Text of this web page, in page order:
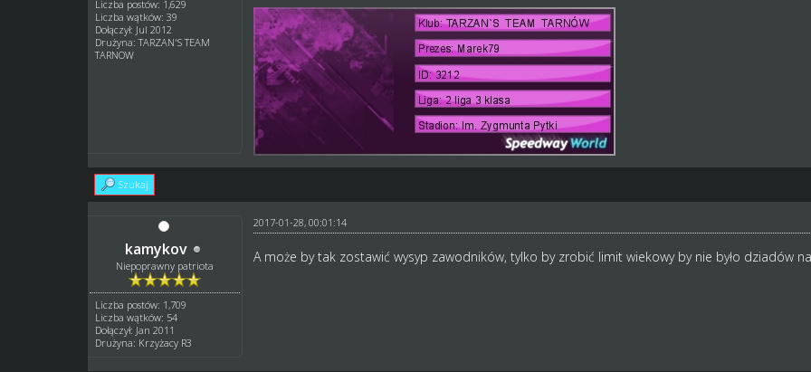
Liczba postów: 1,629
Liczba wątków: 39
Dołączył: Jul 2012
Drużyna: TARZAN'S TEAM
TARNOW
Szukaj
kamykov
Niepoprawny patriota
Liczba postów: 1,709
Liczba wątków: 54
Dołączył: Jan 2011
Drużyna: Krzyżacy R3
2017-01-28, 00:01:14
A może by tak zostawić wysyp zawodników, tylko by zrobić limit wiekowy by nie było dziadów